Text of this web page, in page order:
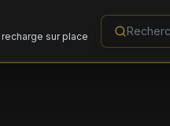
sur place